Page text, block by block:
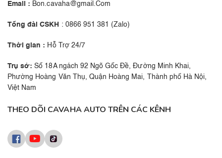
Email : Bon.cavaha@gmail.Com
Tổng đài CSKH : 0866 951 381 (Zalo)
Thời gian : Hỗ Trợ 24/7
Trụ sở: Số 18A ngách 92 Ngõ Gốc Đề, Đường Minh Khai,
Phường Hoàng Văn Thụ, Quận Hoàng Mai, Thành phố Hà Nội,
Việt Nam
THEO DÕI CAVAHA AUTO TRÊN CÁC KÊNH